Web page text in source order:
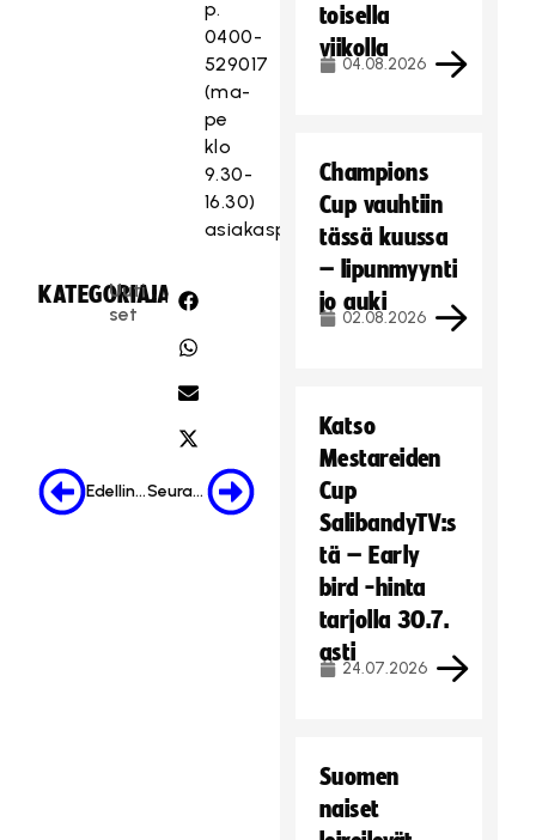
p.
0400-
529017
(ma-
pe
klo
9.30-
16.30)
asiakaspalvelu(at)salibandy.fi
KATEGORIA:
Uuti
set
JAA:
Edellinen Seuraava
toisella
viikolla
04.08.2026
Champions
Cup vauhtiin
tässä kuussa
– lipunmyynti
jo auki
02.08.2026
Katso
Mestareiden
Cup
SalibandyTV:s
tä – Early
bird -hinta
tarjolla 30.7.
asti
24.07.2026
Suomen
naiset